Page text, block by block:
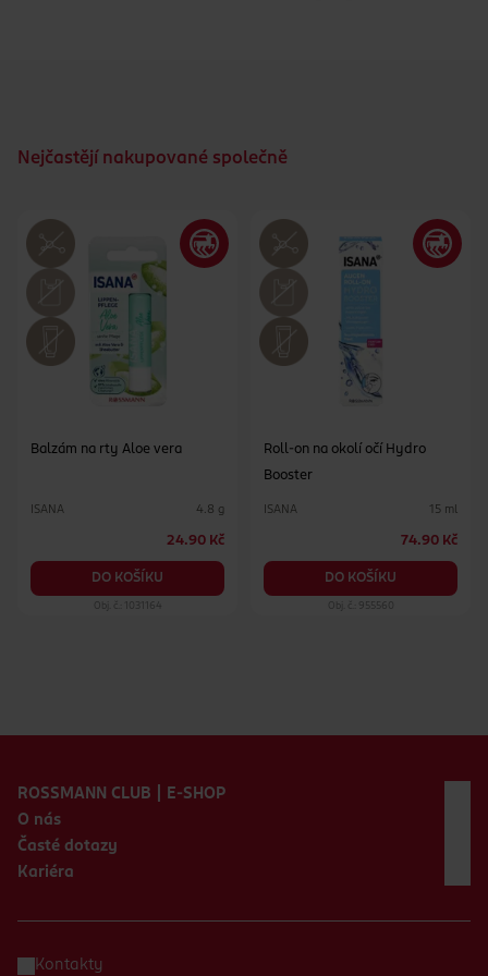
Nejčastějí nakupované společně
Balzám na rty Aloe vera
ISANA 4.8 g
24.90 Kč
DO KOŠÍKU
Obj. č.: 1031164
Roll-on na okolí očí Hydro
Booster
ISANA 15 ml
74.90 Kč
DO KOŠÍKU
Obj. č.: 955560
ROSSMANN CLUB | E-SHOP
O nás
Časté dotazy
Kariéra
Kontakty